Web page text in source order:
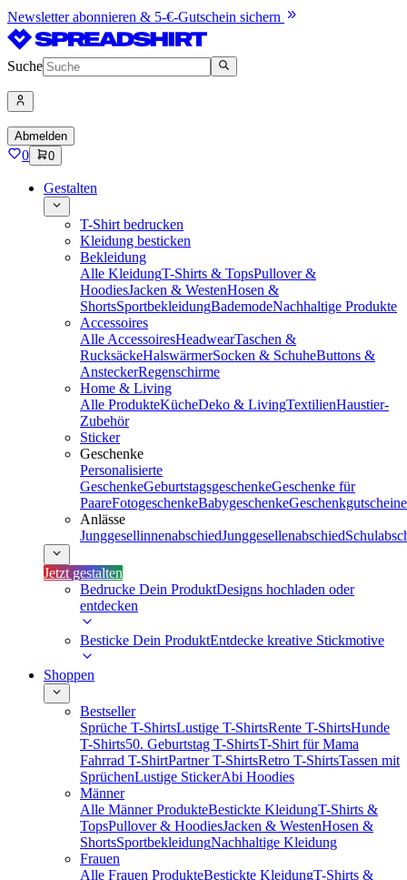
Newsletter abonnieren & 5-€-Gutschein sichern
Suche
Abmelden
0 0
Gestalten
T-Shirt bedrucken
Kleidung besticken
Bekleidung
Alle KleidungT-Shirts & TopsPullover &
HoodiesJacken & WestenHosen &
ShortsSportbekleidungBademodeNachhaltige Produkte
Accessoires
Alle AccessoiresHeadwearTaschen &
RucksäckeHalswärmerSocken & SchuheButtons &
AnsteckerRegenschirme
Home & Living
Alle ProdukteKücheDeko & LivingTextilienHaustier-
Zubehör
Sticker
Geschenke
Personalisierte
GeschenkeGeburtstagsgeschenkeGeschenke für
PaareFotogeschenkeBabygeschenkeGeschenkgutscheine
Anlässe
JunggesellinnenabschiedJunggesellenabschied
Jetzt gestalten
Bedrucke Dein ProduktDesigns hochladen oder
entdecken
Besticke Dein ProduktEntdecke kreative Stickmotive
Shoppen
Bestseller
Sprüche T-ShirtsLustige T-ShirtsRente T-ShirtsHunde
T-Shirts50. Geburtstag T-ShirtsT-Shirt für Mama
Fahrrad T-ShirtPartner T-ShirtsRetro T-ShirtsTassen mit
SprüchenLustige StickerAbi Hoodies
Männer
Alle Männer ProdukteBestickte KleidungT-Shirts &
TopsPullover & HoodiesJacken & WestenHosen &
ShortsSportbekleidungNachhaltige Kleidung
Frauen
Alle Frauen ProdukteBestickte KleidungT-Shirts &